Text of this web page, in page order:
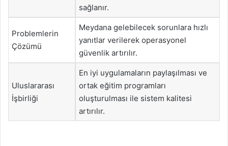
sağlanır.
Problemlerin
Çözümü
Meydana gelebilecek sorunlara hızlı
yanıtlar verilerek operasyonel
güvenlik artırılır.
Uluslararası
İşbirliği
En iyi uygulamaların paylaşılması ve
ortak eğitim programları
oluşturulması ile sistem kalitesi
artırılır.